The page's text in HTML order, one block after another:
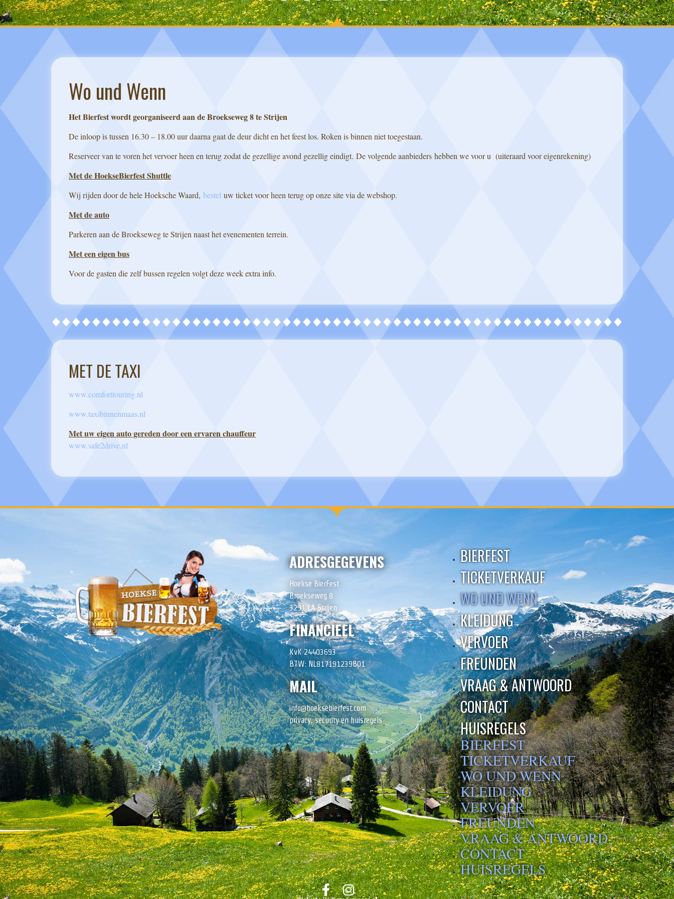
Wo und Wenn
Het Bierfest wordt georganiseerd aan de Broekseweg 8 te Strijen
De inloop is tussen 16.30 – 18.00 uur daarna gaat de deur dicht en het feest los. Roken is binnen niet toegestaan.
Reserveer van te voren het vervoer heen en terug zodat de gezellige avond gezellig eindigt. De volgende aanbieders hebben we voor u (uiteraard voor eigenrekening)
Met de HoekseBierfest Shuttle
Wij rijden door de hele Hoeksche Waard, bestel uw ticket voor heen terug op onze site via de webshop.
Met de auto
Parkeren aan de Broekseweg te Strijen naast het evenementen terrein.
Met een eigen bus
Voor de gasten die zelf bussen regelen volgt deze week extra info.
MET DE TAXI
www.comforttouring.nl
www.taxibinnenmaas.nl
Met uw eigen auto gereden door een ervaren chauffeur
www.safe2drive.nl
ADRESGEGEVENS
Hoekse BierFest
Broekseweg 8
3291 LA Strijen
FINANCIEEL
KvK 24403693
BTW: NL817191239B01
MAIL
info@hoeksebierfest.com
privacy, security en huisregels
BIERFEST
TICKETVERKAUF
WO UND WENN
KLEIDUNG
VERVOER
FREUNDEN
VRAAG & ANTWOORD
CONTACT
HUISREGELS
BIERFEST
TICKETVERKAUF
WO UND WENN
KLEIDUNG
VERVOER
FREUNDEN
VRAAG & ANTWOORD
CONTACT
HUISREGELS